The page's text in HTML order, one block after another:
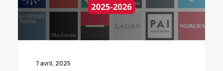
7 avril, 2025